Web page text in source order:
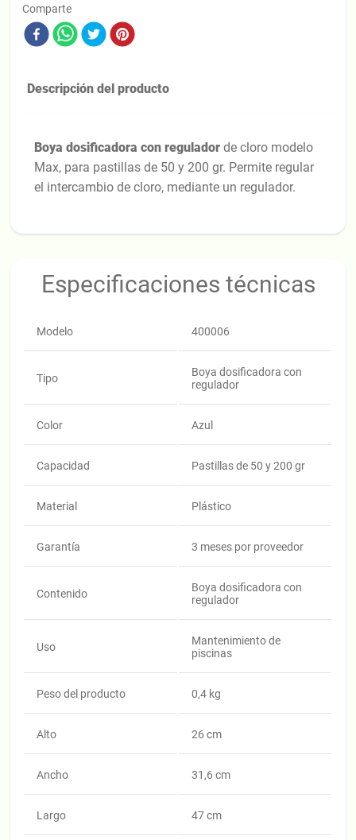
Comparte
Descripción del producto
Boya dosificadora con regulador de cloro modelo
Max, para pastillas de 50 y 200 gr. Permite regular
el intercambio de cloro, mediante un regulador.
Especificaciones técnicas
Modelo 400006
Tipo
Boya dosificadora con
regulador
Color Azul
Capacidad Pastillas de 50 y 200 gr
Material Plástico
Garantía 3 meses por proveedor
Contenido
Boya dosificadora con
regulador
Uso
Mantenimiento de
piscinas
Peso del producto 0,4 kg
Alto 26 cm
Ancho 31,6 cm
Largo 47 cm